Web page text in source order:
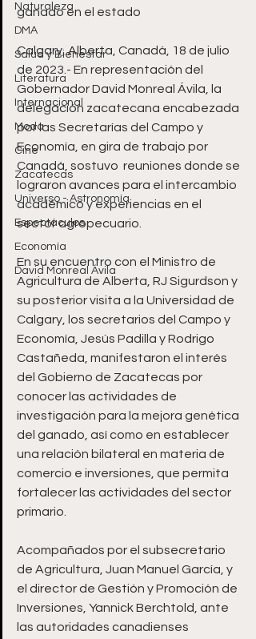
Naturaleza
DMA
Salud y Bienestar
Literatura
Internacional
Moda
Cine
Zacatecas
Universo - Astronomía
Espectáculos
Economía
David Monreal Ávila
ganado en el estado
Calgary, Alberta, Canadá, 18 de julio
de 2023.- En representación del
Gobernador David Monreal Ávila, la
delegación zacatecana encabezada
por las Secretarías del Campo y
Economía, en gira de trabajo por
Canadá, sostuvo  reuniones donde se
lograron avances para el intercambio
académico y experiencias en el
sector agropecuario.
En su encuentro con el Ministro de
Agricultura de Alberta, RJ Sigurdson y
su posterior visita a la Universidad de
Calgary, los secretarios del Campo y
Economía, Jesús Padilla y Rodrigo
Castañeda, manifestaron el interés
del Gobierno de Zacatecas por
conocer las actividades de
investigación para la mejora genética
del ganado, así como en establecer
una relación bilateral en materia de
comercio e inversiones, que permita
fortalecer las actividades del sector
primario.
Acompañados por el subsecretario
de Agricultura, Juan Manuel García, y
el director de Gestión y Promoción de
Inversiones, Yannick Berchtold, ante
las autoridades canadienses